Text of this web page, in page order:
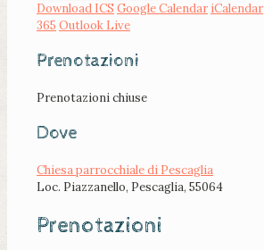
Download ICS Google Calendar iCalendar
365 Outlook Live
Prenotazioni
Prenotazioni chiuse
Dove
Chiesa parrocchiale di Pescaglia
Loc. Piazzanello, Pescaglia, 55064
Prenotazioni